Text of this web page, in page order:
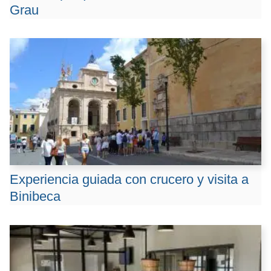
Grau
Experiencia guiada con crucero y visita a
Binibeca